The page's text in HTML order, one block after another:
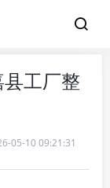
工厂整
05-10 09:21:31